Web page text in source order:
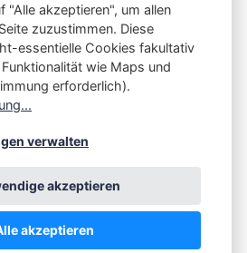
Blog Network (iOSBN)
☕ ❤️ & Publii CMS
"Alle akzeptieren", um allen
zuzustimmen. Diese
essentielle Cookies fakultativ
wie Maps und
erforderlich).
verwalten
akzeptieren
akzeptieren